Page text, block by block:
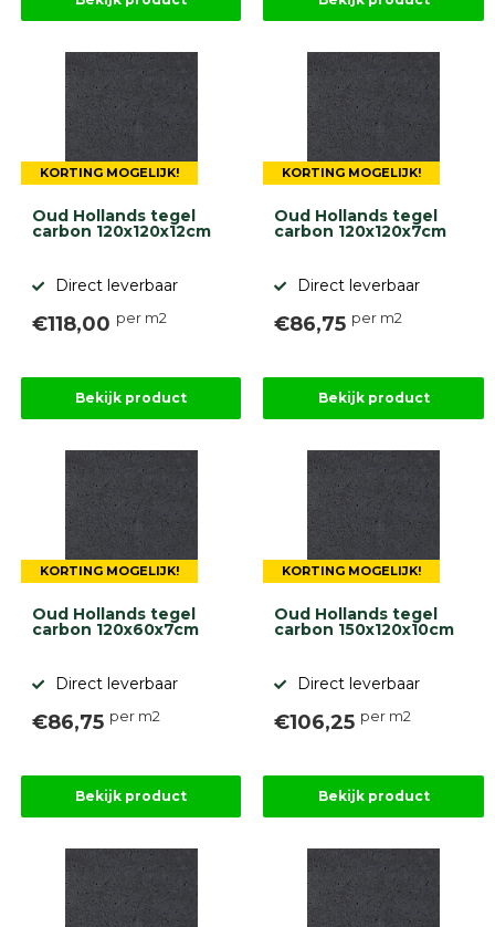
KORTING MOGELIJK!
Oud Hollands tegel
carbon 120x120x12cm
Direct leverbaar
€118,00 per m2
Bekijk product
KORTING MOGELIJK!
Oud Hollands tegel
carbon 120x120x7cm
Direct leverbaar
€86,75 per m2
Bekijk product
KORTING MOGELIJK!
Oud Hollands tegel
carbon 120x60x7cm
Direct leverbaar
€86,75 per m2
Bekijk product
KORTING MOGELIJK!
Oud Hollands tegel
carbon 150x120x10cm
Direct leverbaar
€106,25 per m2
Bekijk product